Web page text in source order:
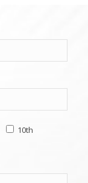
10th